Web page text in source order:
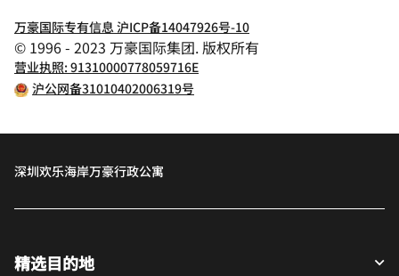
万豪国际专有信息 沪ICP备14047926号-10
© 1996 - 2023 万豪国际集团. 版权所有
营业执照: 91310000778059716E
沪公网备31010402006319号
深圳欢乐海岸万豪行政公寓
精选目的地